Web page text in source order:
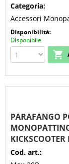
Categoria:
Accessori
Disponibilità:
Disponibile
PARAFANGO
Cod. art.: